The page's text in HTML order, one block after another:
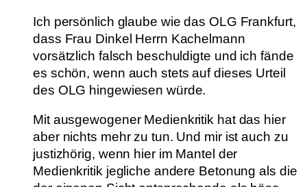
Ich persönlich glaube wie das OLG Frankfurt,
dass Frau Dinkel Herrn Kachelmann
vorsätzlich falsch beschuldigte und ich fände
es schön, wenn auch stets auf dieses Urteil
des OLG hingewiesen würde.
Mit ausgewogener Medienkritik hat das hier
aber nichts mehr zu tun. Und mir ist auch zu
justizhörig, wenn hier im Mantel der
Medienkritik jegliche andere Betonung als die